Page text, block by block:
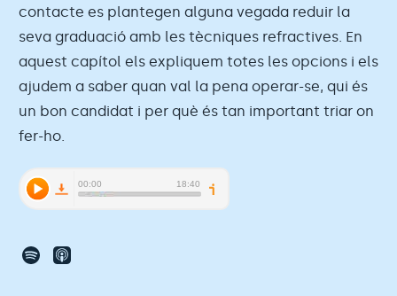
contacte es plantegen alguna vegada reduir la
seva graduació amb les tècniques refractives. En
aquest capítol els expliquem totes les opcions i els
ajudem a saber quan val la pena operar-se, qui és
un bon candidat i per què és tan important triar on
fer-ho.